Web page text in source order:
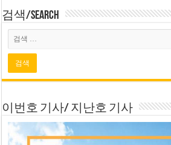
검색/Search
이번호 기사/ 지난호 기사